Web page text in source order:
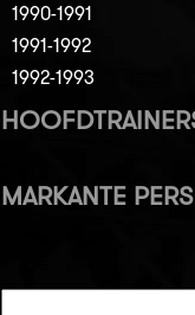
1990-1991
1991-1992
1992-1993
MARKANTE